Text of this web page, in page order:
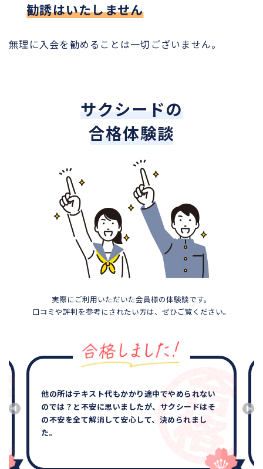
勧誘はいたしません
無理に入会を勧めることは一切ございません。
サクシードの
合格体験談
実際にご利用いただいた会員様の体験談です。
口コミや評判を参考にされたい方は、ぜひご覧ください。
他の所はテキスト代もかかり途中でやめられない
のでは？と不安に思いましたが、サクシードはそ
の不安を全て解消して安心して、決められまし
た。